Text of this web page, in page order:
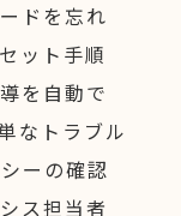
ドを忘れ
ット手順
を自動で
なトラブル
ーの確認
ス担当者